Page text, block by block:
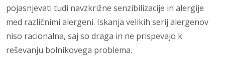
pojasnjevati tudi na­vzkrižne senzibilizacije in alergije
med raz­ličnimi alergeni. Iskanja velikih serij alerge­nov
niso racionalna, saj so draga in ne pri­spevajo k
reševanju bolnikovega problema.